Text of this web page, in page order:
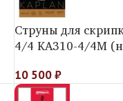
Струны для
4/4 KA310-4/4M
10 500₽